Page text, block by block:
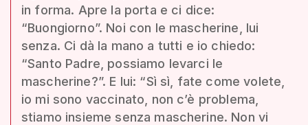
in forma. Apre la porta e ci dice:
“Buongiorno”. Noi con le mascherine, lui
senza. Ci dà la mano a tutti e io chiedo:
“Santo Padre, possiamo levarci le
mascherine?”. E lui: “Sì sì, fate come volete,
io mi sono vaccinato, non c’è problema,
stiamo insieme senza mascherine. Non vi